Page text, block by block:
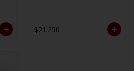
$21.250